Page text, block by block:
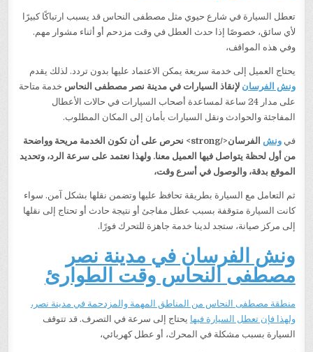
تعطل السيارة في شارع حيوي مثل مصطفى النحاس قد يسبب ارتباكًا كبيرًا
لأي سائق، خصوصًا إذا حدث العطل في وقت مزدحم أو أثناء مشوار مهم.
وفي هذه المواقف،
يحتاج العميل إلى خدمة سريعة يمكن الاعتماد عليها بدون تردد. لذلك يقدم
ونش الفرسان لإنقاذ السيارات في مدينة نصر مصطفى النحاس خدمة متاحة
على مدار 24 ساعة لمساعدة أصحاب السيارات في حالات الأعطال
المفاجئة والحوادث ونقل السيارات بأمان إلى المكان المطلوب.
فيونش
الفرسان</strong> نحرص على أن تكون الخدمة مريحة وواضحة
من أول لحظة يتواصل فيها العميل معنا. ولهذا نعتمد على سرعة الرد، وتحديد
الموقع بدقة، والوصول في أسرع وقت،
ثم التعامل مع السيارة بطريقة تحافظ عليها وتضمن نقلها بشكل آمن. سواء
كانت السيارة متوقفة بسبب عطل مفاجئ أو نتيجة حادث أو تحتاج إلى نقلها
إلى مركز صيانة، ستجد لدينا خدمة جاهزة للتحرك فورًا.
ونش الفرسان في مدينة نصر
مصطفى النحاس وقت الطوارئ
منطقة مصطفى النحاس من المناطق المهمة والمزدحمة في مدينة نصر،
ولهذا فإن تعطل السيارة فيها يحتاج إلى سرعة في التصرف. قد تتوقف
السيارة بسبب مشكلة في المحرك، أو عطل كهربائي،